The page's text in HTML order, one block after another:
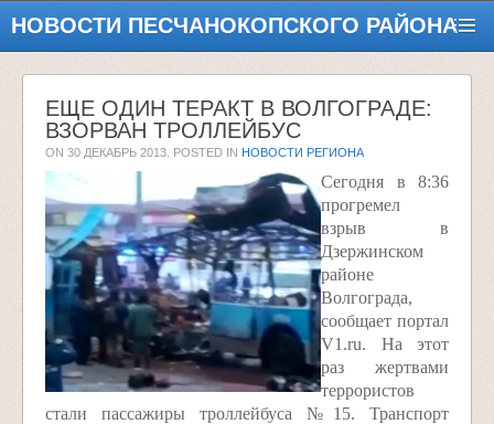
НОВОСТИ ПЕСЧАНОКОПСКОГО РАЙОНА
ЕЩЕ ОДИН ТЕРАКТ В ВОЛГОГРАДЕ:
ВЗОРВАН ТРОЛЛЕЙБУС
ON 30 ДЕКАБРЬ 2013 . POSTED IN НОВОСТИ РЕГИОНА
Сегодня в 8:36
прогремел
взрыв в
Дзержинском
районе
Волгограда,
сообщает портал
V1.ru. На этот
раз жертвами
террористов
стали пассажиры троллейбуса №15. Транспорт